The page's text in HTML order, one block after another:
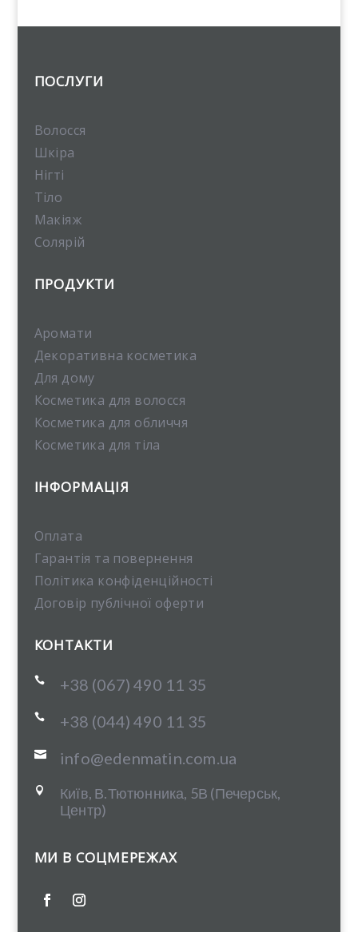
ПОСЛУГИ
Волосся
Шкіра
Нігті
Тіло
Макіяж
Солярій
ПРОДУКТИ
Аромати
Декоративна косметика
Для дому
Косметика для волосся
Косметика для обличчя
Косметика для тіла
ІНФОРМАЦІЯ
Оплата
Гарантія та повернення
Політика конфіденційності
Договір публічної оферти
КОНТАКТИ
 +38 (067) 490 11 35
 +38 (044) 490 11 35
 info@edenmatin.com.ua

Київ, В.Тютюнника, 5В (Печерськ,
Центр)
МИ В СОЦМЕРЕЖАХ